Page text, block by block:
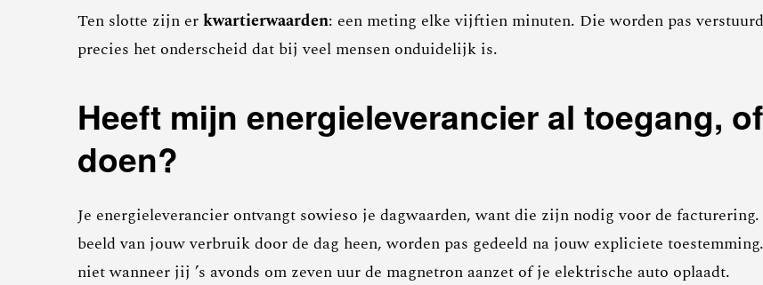
Ten slotte zijn erkwartierwaarden: een meting elke vijftien minuten. Die worden pas
precies het onderscheid dat bij veel mensen onduidelijk is.
Heeft mijn energieleverancier al toegang,
doen?
Je energieleverancier ontvangt sowieso je dagwaarden, want die zijn nodig voor de
beeld van jouw verbruik door de dag heen, worden pas gedeeld na jouw expliciete
niet wanneer jij ’s avonds om zeven uur de magnetron aanzet of je elektrische auto oplaadt.